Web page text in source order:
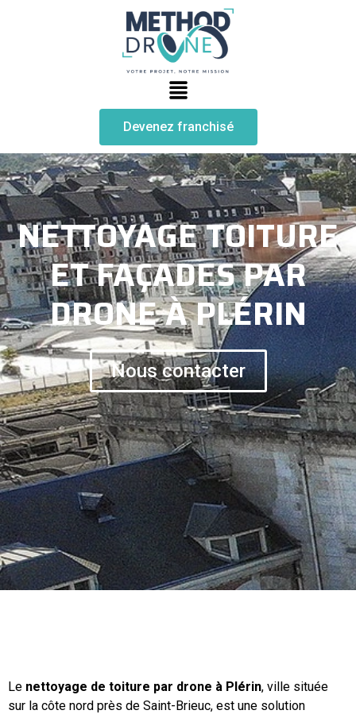
Devenez franchisé
NETTOYAGE TOITURE
ET FAÇADES PAR
DRONE À PLÉRIN
Nous contacter
Le nettoyage de toiture par drone à Plérin, ville située
sur la côte nord près de Saint-Brieuc, est une solution